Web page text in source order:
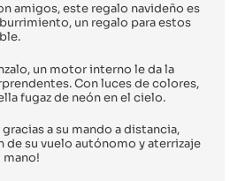
amigos, este regalo navideño es
un regalo para estos
un motor interno le da la
Con luces de colores,
fugaz de neón en el cielo.
a su mando a distancia,
de su vuelo autónomo y aterrizaje
mano!